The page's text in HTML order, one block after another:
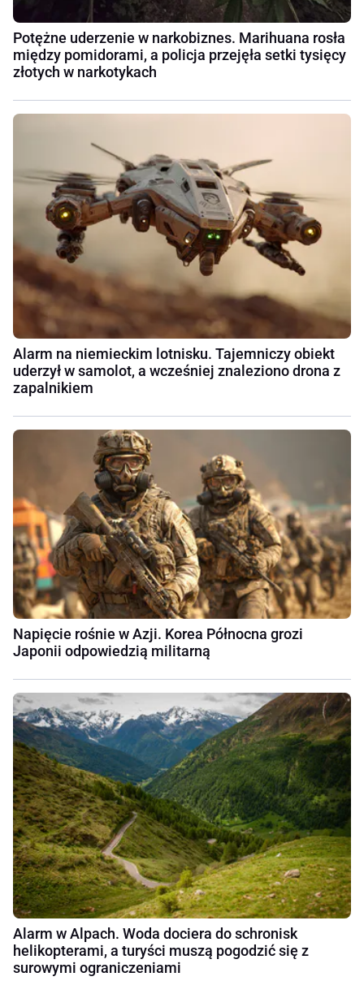
Potężne uderzenie w narkobiznes. Marihuana rosła
między pomidorami, a policja przejęła setki tysięcy
złotych w narkotykach
Alarm na niemieckim lotnisku. Tajemniczy obiekt
uderzył w samolot, a wcześniej znaleziono drona z
zapalnikiem
Napięcie rośnie w Azji. Korea Północna grozi
Japonii odpowiedzią militarną
Alarm w Alpach. Woda dociera do schronisk
helikopterami, a turyści muszą pogodzić się z
surowymi ograniczeniami